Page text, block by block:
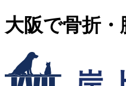
大阪で骨折・